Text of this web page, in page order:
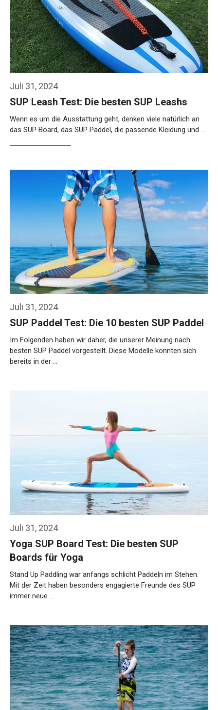
Juli 31, 2024
SUP Leash Test: Die besten SUP Leashs
Wenn es um die Ausstattung geht, denken viele natürlich an
das SUP Board, das SUP Paddel, die passende Kleidung und …
Juli 31, 2024
SUP Paddel Test: Die 10 besten SUP Paddel
Im Folgenden haben wir daher, die unserer Meinung nach
besten SUP Paddel vorgestellt. Diese Modelle konnten sich
bereits in der …
Juli 31, 2024
Yoga SUP Board Test: Die besten SUP
Boards für Yoga
Stand Up Paddling war anfangs schlicht Paddeln im Stehen.
Mit der Zeit haben besonders engagierte Freunde des SUP
immer neue …